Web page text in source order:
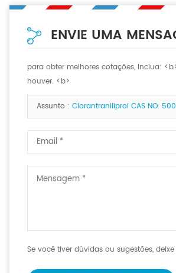
ENVIE UMA
para obter melhores cotações, inclua:
houver. <b>
Assunto : Clorantraniliprol CAS NO.
Se você tiver dúvidas ou sugestões,